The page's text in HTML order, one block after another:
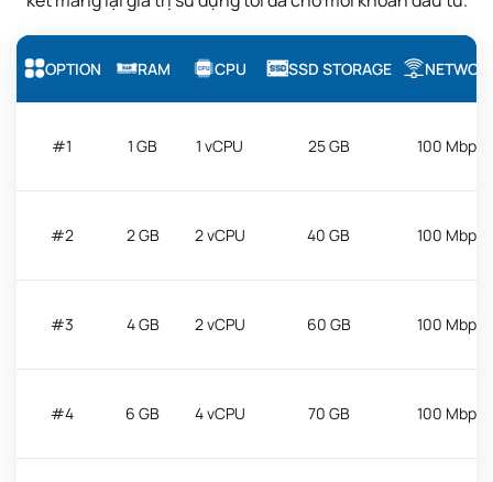
OPTION RAM CPU SSD STORAGE
#1 1 GB 1 vCPU 25 GB 100 Mbps
#2 2 GB 2 vCPU 40 GB 100 Mbps
#3 4 GB 2 vCPU 60 GB 100 Mbps
#4 6 GB 4 vCPU 70 GB 100 Mbps